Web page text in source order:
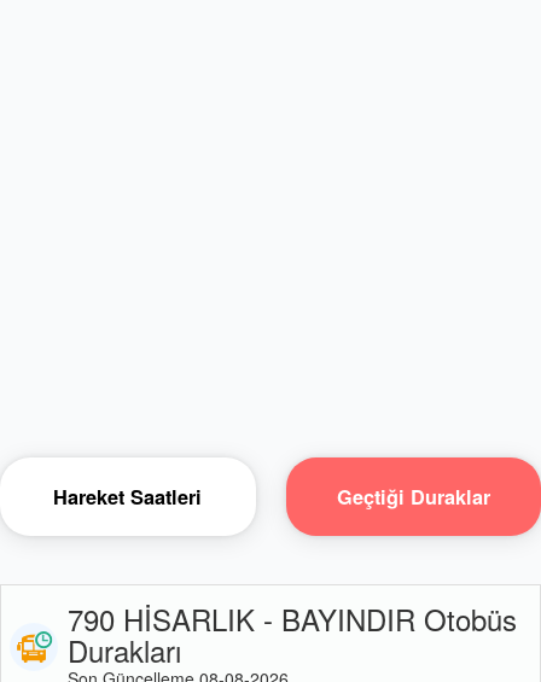
Hareket Saatleri Geçtiği Duraklar
790 HİSARLIK - BAYINDIR Otobüs
Durakları